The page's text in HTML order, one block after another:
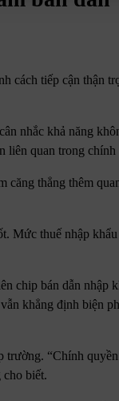
cách tiếp cận thận
nhắc khả năng
quan trong
căng thẳng thêm
Mức thuế nhập
chip bán dẫn nhập
khẳng định biện
“Chính
cho biết.